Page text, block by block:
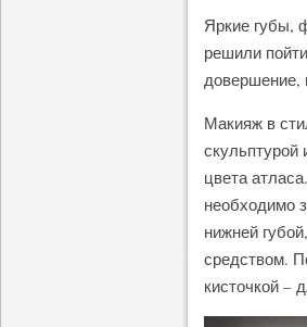
Яркие губы,
решили
довершение,
Макияж в
скульптурой
цвета
необходимо
нижней
средством.
кисточкой –